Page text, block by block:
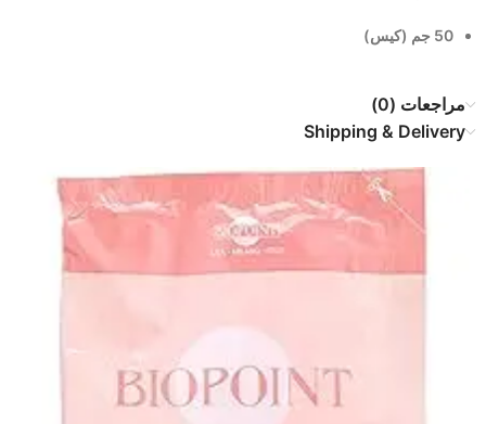
50 جم (كيس)
مراجعات (0)
Shipping & Delivery